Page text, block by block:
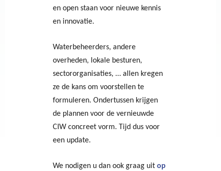
en open staan voor nieuwe kennis
en innovatie.
Waterbeheerders, andere
overheden, lokale besturen,
sectororganisaties, … allen kregen
ze de kans om voorstellen te
formuleren. Ondertussen krijgen
de plannen voor de vernieuwde
CIW concreet vorm. Tijd dus voor
een update.
We nodigen u dan ook graag uit op